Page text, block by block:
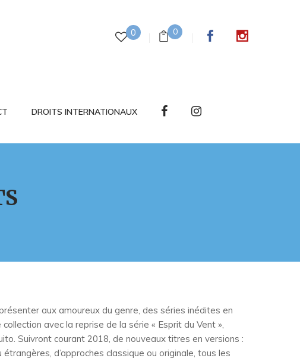
0 0
DROITS INTERNATIONAUX
aux amoureux du genre, des séries inédites en
avec la reprise de la série « Esprit du Vent »,
Suivront courant 2018, de nouveaux titres en versions :
d’approches classique ou originale, tous les